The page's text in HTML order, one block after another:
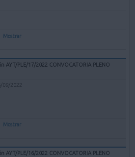
Mostrar
AYT/PLE/17/2022 CONVOCATORIA PLENO
09/2022
Mostrar
AYT/PLE/16/2022 CONVOCATORIA PLENO